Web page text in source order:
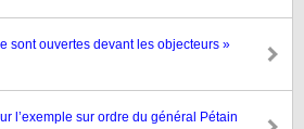
sont ouvertes devant les objecteurs »
l’exemple sur ordre du général Pétain